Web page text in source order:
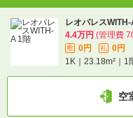
レオパレス
4.4万円 (管理費
敷 0円 礼
0円
1K｜23.18m²｜1
空